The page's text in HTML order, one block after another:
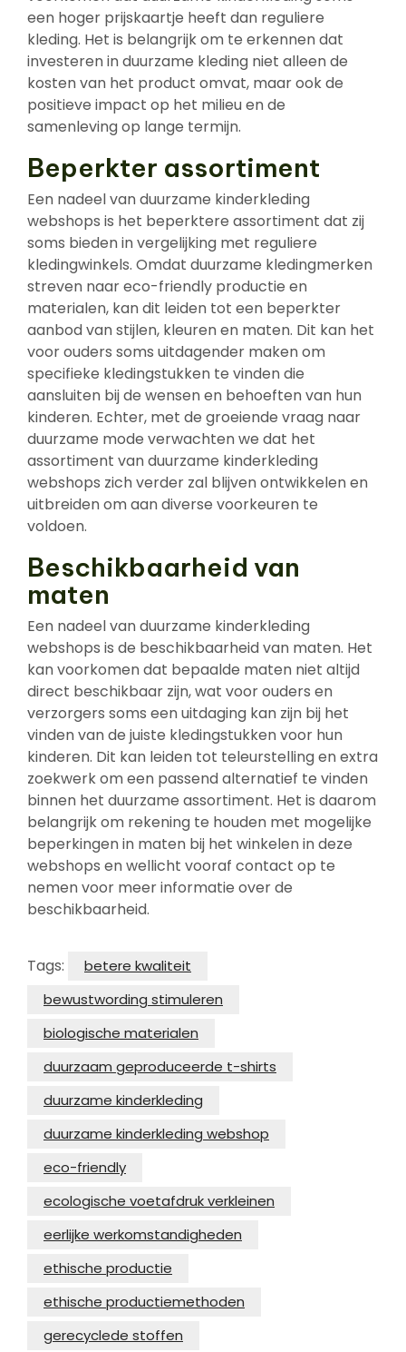
een hoger prijskaartje heeft dan reguliere
kleding. Het is belangrijk om te erkennen dat
investeren in duurzame kleding niet alleen de
kosten van het product omvat, maar ook de
positieve impact op het milieu en de
samenleving op lange termijn.
Beperkter assortiment
Een nadeel van duurzame kinderkleding
webshops is het beperktere assortiment dat zij
soms bieden in vergelijking met reguliere
kledingwinkels. Omdat duurzame kledingmerken
streven naar eco-friendly productie en
materialen, kan dit leiden tot een beperkter
aanbod van stijlen, kleuren en maten. Dit kan het
voor ouders soms uitdagender maken om
specifieke kledingstukken te vinden die
aansluiten bij de wensen en behoeften van hun
kinderen. Echter, met de groeiende vraag naar
duurzame mode verwachten we dat het
assortiment van duurzame kinderkleding
webshops zich verder zal blijven ontwikkelen en
uitbreiden om aan diverse voorkeuren te
voldoen.
Beschikbaarheid van
maten
Een nadeel van duurzame kinderkleding
webshops is de beschikbaarheid van maten. Het
kan voorkomen dat bepaalde maten niet altijd
direct beschikbaar zijn, wat voor ouders en
verzorgers soms een uitdaging kan zijn bij het
vinden van de juiste kledingstukken voor hun
kinderen. Dit kan leiden tot teleurstelling en extra
zoekwerk om een passend alternatief te vinden
binnen het duurzame assortiment. Het is daarom
belangrijk om rekening te houden met mogelijke
beperkingen in maten bij het winkelen in deze
webshops en wellicht vooraf contact op te
nemen voor meer informatie over de
beschikbaarheid.
Tags:
betere kwaliteit
bewustwording stimuleren
biologische materialen
duurzaam geproduceerde t-shirts
duurzame kinderkleding
duurzame kinderkleding webshop
eco-friendly
ecologische voetafdruk verkleinen
eerlijke werkomstandigheden
ethische productie
ethische productiemethoden
gerecyclede stoffen